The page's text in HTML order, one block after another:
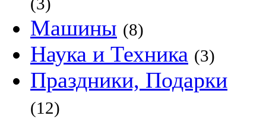
Машины (8)
Наука и Техника (3)
Праздники, Подарки
(12)